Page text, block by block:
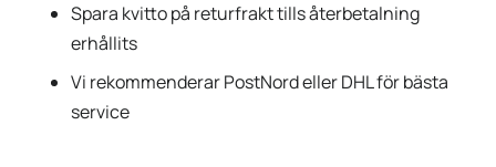
Spara kvitto på returfrakt tills återbetalning
erhållits
Vi rekommenderar PostNord eller DHL för bästa
service